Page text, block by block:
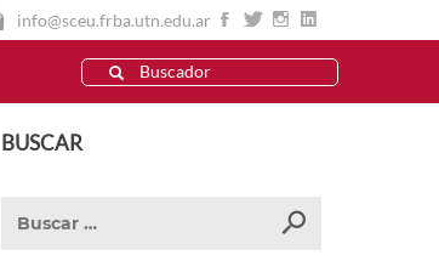
info@sceu.frba.utn.edu.ar
BUSCAR